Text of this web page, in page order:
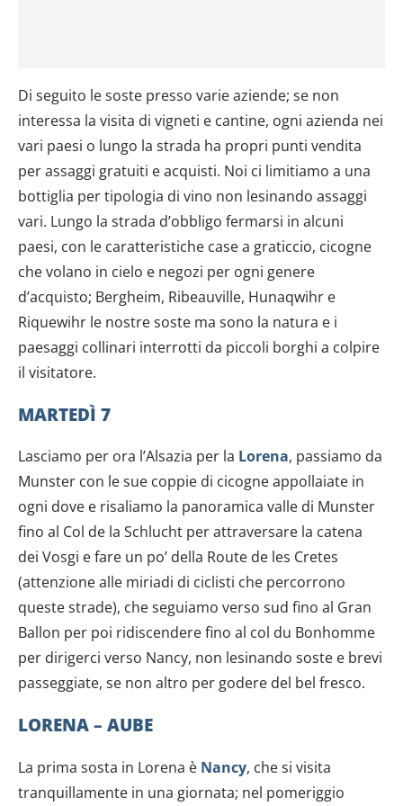
Di seguito le soste presso varie aziende; se non
interessa la visita di vigneti e cantine, ogni azienda nei
vari paesi o lungo la strada ha propri punti vendita
per assaggi gratuiti e acquisti. Noi ci limitiamo a una
bottiglia per tipologia di vino non lesinando assaggi
vari. Lungo la strada d’obbligo fermarsi in alcuni
paesi, con le caratteristiche case a graticcio, cicogne
che volano in cielo e negozi per ogni genere
d’acquisto; Bergheim, Ribeauville, Hunaqwihr e
Riquewihr le nostre soste ma sono la natura e i
paesaggi collinari interrotti da piccoli borghi a colpire
il visitatore.
MARTEDÌ 7
Lasciamo per ora l’Alsazia per la Lorena, passiamo da
Munster con le sue coppie di cicogne appollaiate in
ogni dove e risaliamo la panoramica valle di Munster
fino al Col de la Schlucht per attraversare la catena
dei Vosgi e fare un po’ della Route de les Cretes
(attenzione alle miriadi di ciclisti che percorrono
queste strade), che seguiamo verso sud fino al Gran
Ballon per poi ridiscendere fino al col du Bonhomme
per dirigerci verso Nancy, non lesinando soste e brevi
passeggiate, se non altro per godere del bel fresco.
LORENA – AUBE
La prima sosta in Lorena è Nancy, che si visita
tranquillamente in una giornata; nel pomeriggio